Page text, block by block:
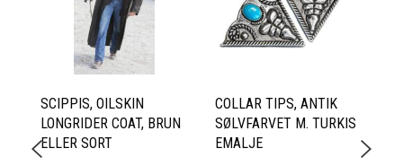
SCIPPIS, OILSKIN
LONGRIDER COAT, BRUN
ELLER SORT
COLLAR TIPS, ANTIK
SØLVFARVET M. TURKIS
EMALJE